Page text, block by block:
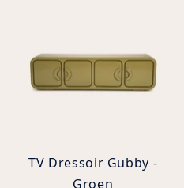
TV Dressoir Gubby -
Groen